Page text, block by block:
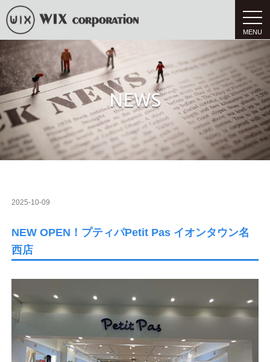
t
o
g
g
l
e
n
a
v
i
g
a
t
i
o
NEWS
2025-10-09
NEW OPEN！プティパPetit Pas イオンタウン名
西店